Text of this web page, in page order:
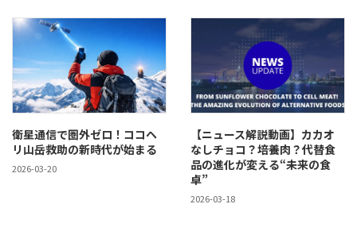
衛星通信で圏外ゼロ！ココヘ
リ山岳救助の新時代が始まる
2026-03-20
【ニュース解説動画】カカオ
なしチョコ？培養肉？代替食
品の進化が変える“未来の食
卓”
2026-03-18